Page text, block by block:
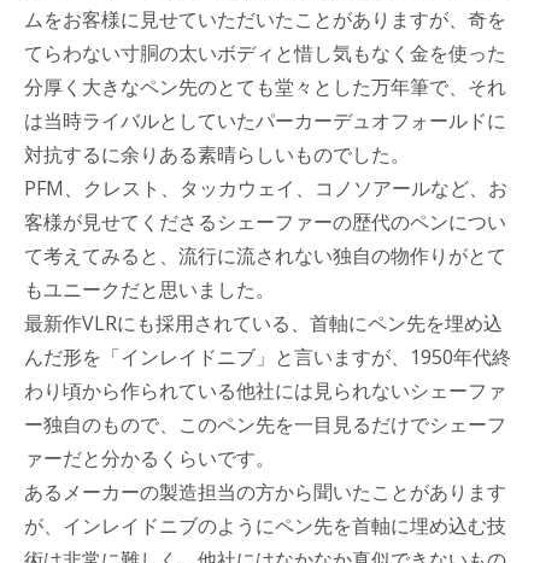
ムをお客様に見せていただいたことがありますが、奇を
てらわない寸胴の太いボディと惜し気もなく金を使った
分厚く大きなペン先のとても堂々とした万年筆で、それ
は当時ライバルとしていたパーカーデュオフォールドに
対抗するに余りある素晴らしいものでした。
PFM、クレスト、タッカウェイ、コノソアールなど、お
客様が見せてくださるシェーファーの歴代のペンについ
て考えてみると、流行に流されない独自の物作りがとて
もユニークだと思いました。
最新作VLRにも採用されている、首軸にペン先を埋め込
んだ形を「インレイドニブ」と言いますが、1950年代終
わり頃から作られている他社には見られないシェーファ
ー独自のもので、このペン先を一目見るだけでシェーフ
ァーだと分かるくらいです。
あるメーカーの製造担当の方から聞いたことがあります
が、インレイドニブのようにペン先を首軸に埋め込む技